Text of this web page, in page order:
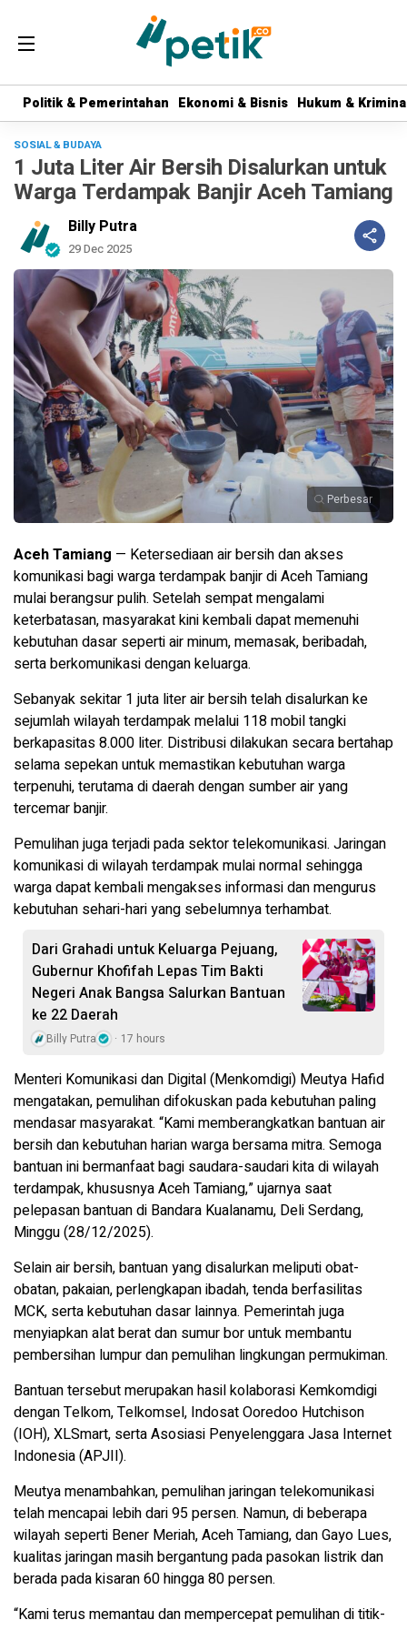
Politik & Pemerintahan Ekonomi & Bisnis Hukum &
Politik & Pemerintahan Ekonomi & Bisnis Hukum &
SOSIAL & BUDAYA
1 Juta Liter Air Bersih Disalurkan untuk
Warga Terdampak Banjir Aceh Tamiang
Billy Putra
29 Dec 2025
Perbesar
Aceh Tamiang — Ketersediaan air bersih dan akses
komunikasi bagi warga terdampak banjir di Aceh Tamiang
mulai berangsur pulih. Setelah sempat mengalami
keterbatasan, masyarakat kini kembali dapat memenuhi
kebutuhan dasar seperti air minum, memasak, beribadah,
serta berkomunikasi dengan keluarga.
Sebanyak sekitar 1 juta liter air bersih telah disalurkan ke
sejumlah wilayah terdampak melalui 118 mobil tangki
berkapasitas 8.000 liter. Distribusi dilakukan secara bertahap
selama sepekan untuk memastikan kebutuhan warga
terpenuhi, terutama di daerah dengan sumber air yang
tercemar banjir.
Pemulihan juga terjadi pada sektor telekomunikasi. Jaringan
komunikasi di wilayah terdampak mulai normal sehingga
warga dapat kembali mengakses informasi dan mengurus
kebutuhan sehari-hari yang sebelumnya terhambat.
Dari Grahadi untuk Keluarga Pejuang,
Gubernur Khofifah Lepas Tim Bakti
Negeri Anak Bangsa Salurkan Bantuan
ke 22 Daerah
Billy Putra 17 hours
Menteri Komunikasi dan Digital (Menkomdigi) Meutya Hafid
mengatakan, pemulihan difokuskan pada kebutuhan paling
mendasar masyarakat. “Kami memberangkatkan bantuan air
bersih dan kebutuhan harian warga bersama mitra. Semoga
bantuan ini bermanfaat bagi saudara-saudari kita di wilayah
terdampak, khususnya Aceh Tamiang,” ujarnya saat
pelepasan bantuan di Bandara Kualanamu, Deli Serdang,
Minggu (28/12/2025).
Selain air bersih, bantuan yang disalurkan meliputi obat-
obatan, pakaian, perlengkapan ibadah, tenda berfasilitas
MCK, serta kebutuhan dasar lainnya. Pemerintah juga
menyiapkan alat berat dan sumur bor untuk membantu
pembersihan lumpur dan pemulihan lingkungan permukiman.
Bantuan tersebut merupakan hasil kolaborasi Kemkomdigi
dengan Telkom, Telkomsel, Indosat Ooredoo Hutchison
(IOH), XLSmart, serta Asosiasi Penyelenggara Jasa Internet
Indonesia (APJII).
Meutya menambahkan, pemulihan jaringan telekomunikasi
telah mencapai lebih dari 95 persen. Namun, di beberapa
wilayah seperti Bener Meriah, Aceh Tamiang, dan Gayo Lues,
kualitas jaringan masih bergantung pada pasokan listrik dan
berada pada kisaran 60 hingga 80 persen.
“Kami terus memantau dan mempercepat pemulihan di titik-